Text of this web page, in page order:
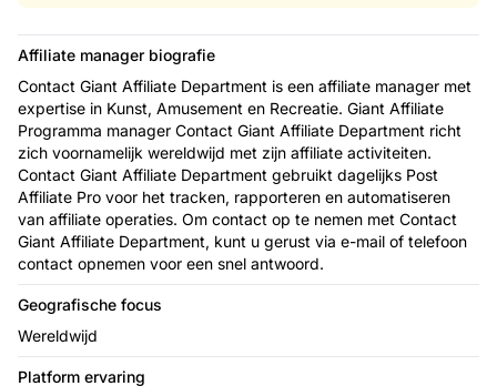
Affiliate manager biografie
Contact Giant Affiliate Department is een affiliate manager met
expertise in Kunst, Amusement en Recreatie. Giant Affiliate
Programma manager Contact Giant Affiliate Department richt
zich voornamelijk wereldwijd met zijn affiliate activiteiten.
Contact Giant Affiliate Department gebruikt dagelijks Post
Affiliate Pro voor het tracken, rapporteren en automatiseren
van affiliate operaties. Om contact op te nemen met Contact
Giant Affiliate Department, kunt u gerust via e-mail of telefoon
contact opnemen voor een snel antwoord.
Geografische focus
Wereldwijd
Platform ervaring